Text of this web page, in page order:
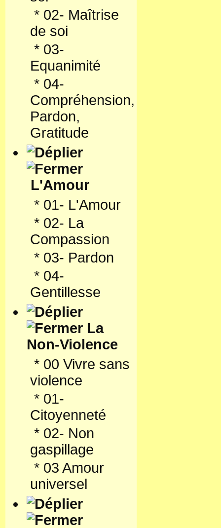
* 02- Maîtrise
de soi
* 03-
Equanimité
* 04-
Compréhension,
Pardon,
Gratitude
L'Amour
* 01- L'Amour
* 02- La
Compassion
* 03- Pardon
* 04-
Gentillesse
La
Non-Violence
* 00 Vivre sans
violence
* 01-
Citoyenneté
* 02- Non
gaspillage
* 03 Amour
universel